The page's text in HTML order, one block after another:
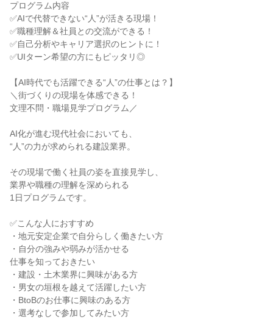
プログラム内容
✅AIで代替できない“人”が活きる現場！
✅職種理解＆社員との交流ができる！
✅自己分析やキャリア選択のヒントに！
✅UIターン希望の方にもピッタリ◎
【AI時代でも活躍できる“人”の仕事とは？】
＼街づくりの現場を体感できる！
文理不問・職場見学プログラム／
AI化が進む現代社会においても、
“人”の力が求められる建設業界。
その現場で働く社員の姿を直接見学し、
業界や職種の理解を深められる
1日プログラムです。
✅こんな人におすすめ
・地元安定企業で自分らしく働きたい方
・自分の強みや弱みが活かせる
仕事を知っておきたい
・建設・土木業界に興味がある方
・男女の垣根を越えて活躍したい方
・BtoBのお仕事に興味のある方
・選考なしで参加してみたい方